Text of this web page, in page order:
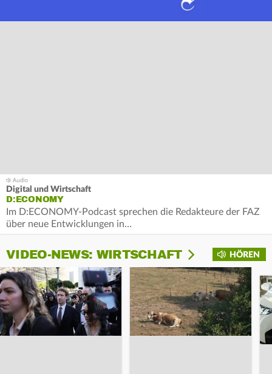
Digital und Wirtschaft
D:ECONOMY
Im D:ECONOMY-Podcast sprechen die Redakteure der FAZ
über neue Entwicklungen in…
HÖREN
VIDEO-NEWS: WIRTSCHAFT